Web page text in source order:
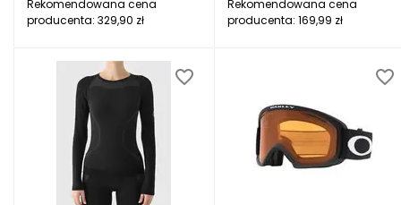
Rossignol
SCOOTANDRIDE
SEA TO SUMMIT
Rekomendowana cena
producenta: 329,90 zł
Rekomendowana cena
producenta: 169,99 zł